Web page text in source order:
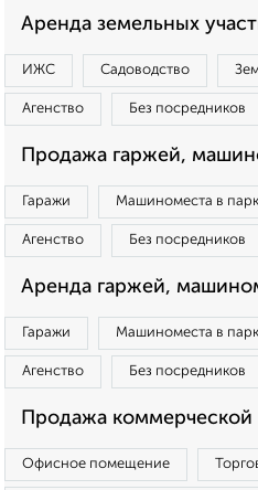
Аренда земельных
ИЖС Садоводство
Агенство Без посредников
Продажа гаржей,
Гаражи Машиноместа в
Агенство Без посредников
Аренда гаржей,
Гаражи Машиноместа в
Агенство Без посредников
Продажа
Офисное помещение